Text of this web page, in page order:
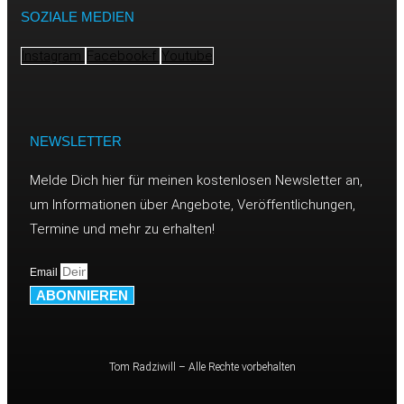
SOZIALE MEDIEN
Instagram Facebook-f Youtube
NEWSLETTER
Melde Dich hier für meinen kostenlosen Newsletter an,
um Informationen über Angebote, Veröffentlichungen,
Termine und mehr zu erhalten!
Email
ABONNIEREN
Tom Radziwill – Alle Rechte vorbehalten